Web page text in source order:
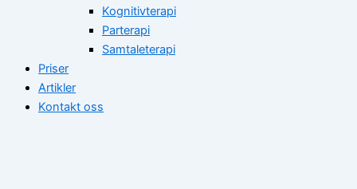
Kognitivterapi
Parterapi
Samtaleterapi
Priser
Artikler
Kontakt oss